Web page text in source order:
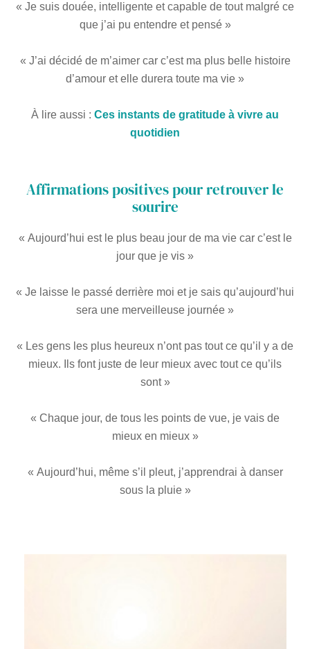
« Je suis douée, intelligente et capable de tout malgré ce
que j’ai pu entendre et pensé »
« J’ai décidé de m’aimer car c’est ma plus belle histoire
d’amour et elle durera toute ma vie »
À lire aussi : Ces instants de gratitude à vivre au
quotidien
Affirmations positives pour retrouver le
sourire
« Aujourd’hui est le plus beau jour de ma vie car c’est le
jour que je vis »
« Je laisse le passé derrière moi et je sais qu’aujourd’hui
sera une merveilleuse journée »
« Les gens les plus heureux n’ont pas tout ce qu’il y a de
mieux. Ils font juste de leur mieux avec tout ce qu’ils
sont »
« Chaque jour, de tous les points de vue, je vais de
mieux en mieux »
« Aujourd’hui, même s’il pleut, j’apprendrai à danser
sous la pluie »